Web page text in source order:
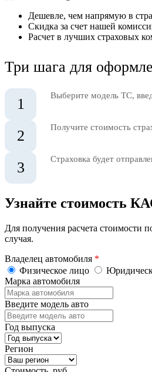
Дешевле, чем напрямую в
Скидка за счет нашей
Расчет в лучших страховых
Три шага для
1 Выберите модель ТС,
2 Получите стоимость
3 Страховка будет
Узнайте стоимость
Для получения расчета
случая.
Владелец автомобиля *
Физическое лицо
Марка автомобиля
Введите модель авто
Год выпуска
Регион